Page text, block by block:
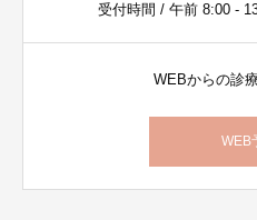
受付時間 / 午前 8:00 -
WEBからの診
WEB